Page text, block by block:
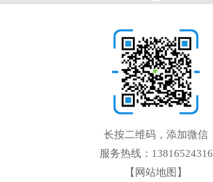
长按二维码，添加微信
服务热线：13816524316
【网站地图】